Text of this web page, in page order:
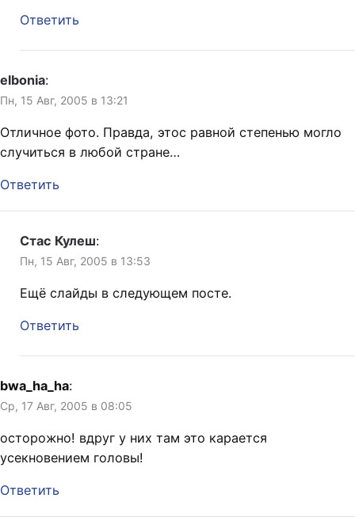
Ответить
elbonia:
Пн, 15 Авг, 2005 в 13:21
Отличное фото. Правда, этос равной степенью могло
случиться в любой стране…
Ответить
Стас Кулеш:
Пн, 15 Авг, 2005 в 13:53
Ещё слайды в следующем посте.
Ответить
bwa_ha_ha:
Ср, 17 Авг, 2005 в 08:05
осторожно! вдруг у них там это карается
усекновением головы!
Ответить